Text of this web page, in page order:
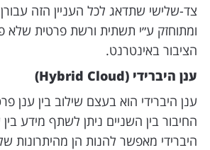
צד-שלישי שתדאג לכל העניין הזה
ומתוחזק ע״י תשתית ורשת פרטית
הציבור באינטרנט.
ענן היברידי (Hybrid Cloud)
ענן היברידי הוא בעצם שילוב בין ענן
החיבור בין השניים ניתן לשתף מידע
היברידי מאפשר להנות הן מהיתרונות